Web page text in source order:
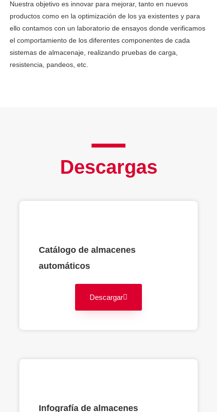
Nuestra objetivo es innovar para mejorar, tanto en nuevos
productos como en la optimización de los ya existentes y para
ello contamos con un laboratorio de ensayos donde verificamos
el comportamiento de los diferentes componentes de cada
sistemas de almacenaje, realizando pruebas de carga,
resistencia, pandeos, etc.
Descargas
Catálogo de almacenes
automáticos
Descargar
Infografía de almacenes